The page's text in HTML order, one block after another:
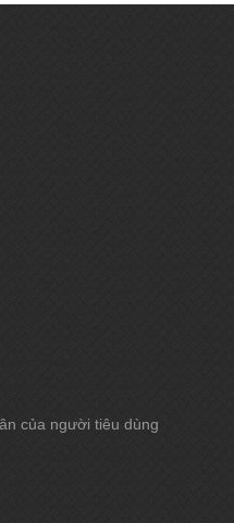
của người tiêu dùng